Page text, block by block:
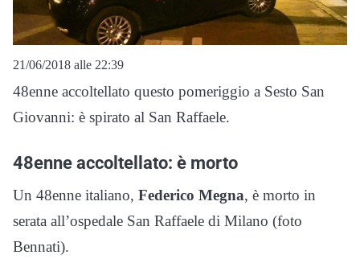
21/06/2018 alle 22:39
48enne accoltellato questo pomeriggio a Sesto San
Giovanni: è spirato al San Raffaele.
48enne accoltellato: è morto
Un 48enne italiano, Federico Megna, è morto in
serata all’ospedale San Raffaele di Milano (foto
Bennati).